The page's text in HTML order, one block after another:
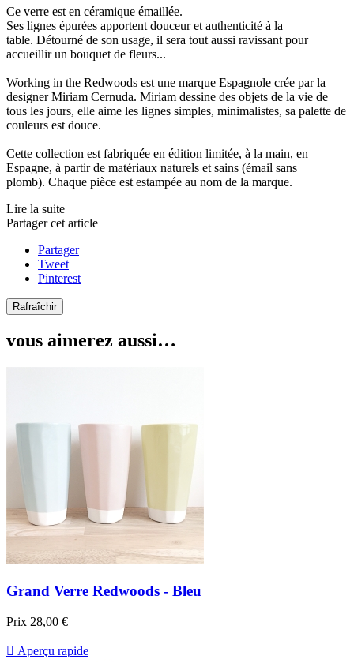
Ce verre est en céramique émaillée.
Ses lignes épurées apportent douceur et authenticité à la
table. Détourné de son usage, il sera tout aussi ravissant pour
accueillir un bouquet de fleurs...
Working in the Redwoods est une marque Espagnole crée par la
designer Miriam Cernuda. Miriam dessine des objets de la vie de
tous les jours, elle aime les lignes simples, minimalistes, sa palette de
couleurs est douce.
Cette collection est fabriquée en édition limitée, à la main, en
Espagne, à partir de matériaux naturels et sains (émail sans
plomb). Chaque pièce est estampée au nom de la marque.
Lire la suite
Partager cet article
Partager
Tweet
Pinterest
vous aimerez aussi…
Grand Verre Redwoods - Bleu
Prix 28,00 €
 Aperçu rapide